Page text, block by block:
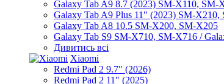
Galaxy Tab A9 8.7 (2023) SM-X110, SM-
Galaxy Tab A9 Plus 11" (2023) SM-X210,
Galaxy Tab A8 10.5 SM-X200, SM-X205
Galaxy Tab S9 SM-X710, SM-X716 /
Дивитись всі
Xiaomi
Redmi Pad 2 9.7" (2026)
Redmi Pad 2 11" (2025)